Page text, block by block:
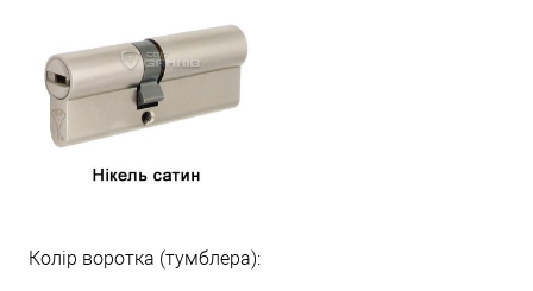
Колір воротка (тумблера):